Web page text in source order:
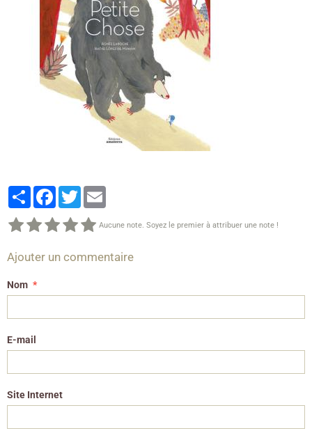
PartagerFacebook
Twitter
Aucune note. Soyez le premier à attribuer une note !
Ajouter un commentaire
Nom
E-mail
Site Internet